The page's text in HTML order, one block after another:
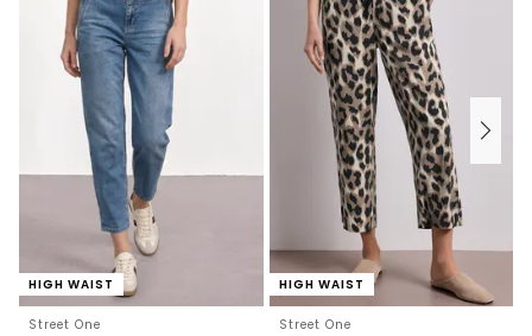
HIGH WAIST
Street One
HIGH WAIST
Street One